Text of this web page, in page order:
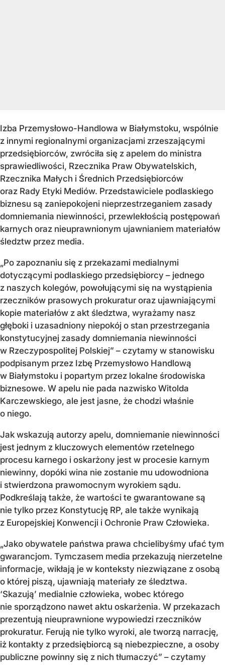
Izba Przemysłowo-Handlowa w Białymstoku, wspólnie
z innymi regionalnymi organizacjami zrzeszającymi
przedsiębiorców, zwróciła się z apelem do ministra
sprawiedliwości, Rzecznika Praw Obywatelskich,
Rzecznika Małych i Średnich Przedsiębiorców
oraz Rady Etyki Mediów. Przedstawiciele podlaskiego
biznesu są zaniepokojeni nieprzestrzeganiem zasady
domniemania niewinności, przewlekłością postępowań
karnych oraz nieuprawnionym ujawnianiem materiałów
śledztw przez media.
„Po zapoznaniu się z przekazami medialnymi
dotyczącymi podlaskiego przedsiębiorcy – jednego
z naszych kolegów, powołującymi się na wystąpienia
rzeczników prasowych prokuratur oraz ujawniającymi
kopie materiałów z akt śledztwa, wyrażamy nasz
głęboki i uzasadniony niepokój o stan przestrzegania
konstytucyjnej zasady domniemania niewinności
w Rzeczypospolitej Polskiej” – czytamy w stanowisku
podpisanym przez Izbę Przemysłowo Handlową
w Białymstoku i popartym przez lokalne środowiska
biznesowe. W apelu nie pada nazwisko Witolda
Karczewskiego, ale jest jasne, że chodzi właśnie
o niego.
Jak wskazują autorzy apelu, domniemanie niewinności
jest jednym z kluczowych elementów rzetelnego
procesu karnego i oskarżony jest w procesie karnym
niewinny, dopóki wina nie zostanie mu udowodniona
i stwierdzona prawomocnym wyrokiem sądu.
Podkreślają także, że wartości te gwarantowane są
nie tylko przez Konstytucję RP, ale także wynikają
z Europejskiej Konwencji i Ochronie Praw Człowieka.
„Jako obywatele państwa prawa chcielibyśmy ufać tym
gwarancjom. Tymczasem media przekazują nierzetelne
informacje, wikłają je w konteksty niezwiązane z osobą
o której piszą, ujawniają materiały ze śledztwa.
‘Skazują’ medialnie człowieka, wobec którego
nie sporządzono nawet aktu oskarżenia. W przekazach
prezentują nieuprawnione wypowiedzi rzeczników
prokuratur. Ferują nie tylko wyroki, ale tworzą narrację,
iż kontakty z przedsiębiorcą są niebezpieczne, a osoby
publiczne powinny się z nich tłumaczyć” – czytamy